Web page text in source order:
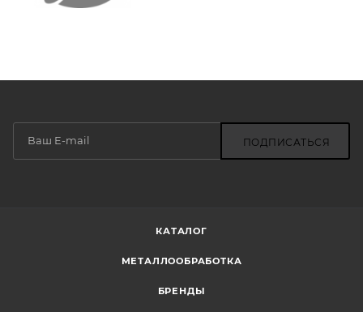
ПОДПИСАТЬСЯ
КАТАЛОГ
МЕТАЛЛООБРАБОТКА
БРЕНДЫ